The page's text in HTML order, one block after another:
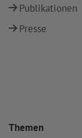
Publikationen
Presse
Themen